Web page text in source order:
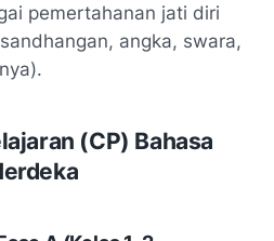
pemertahanan jati diri
angka, swara,
(CP) Bahasa